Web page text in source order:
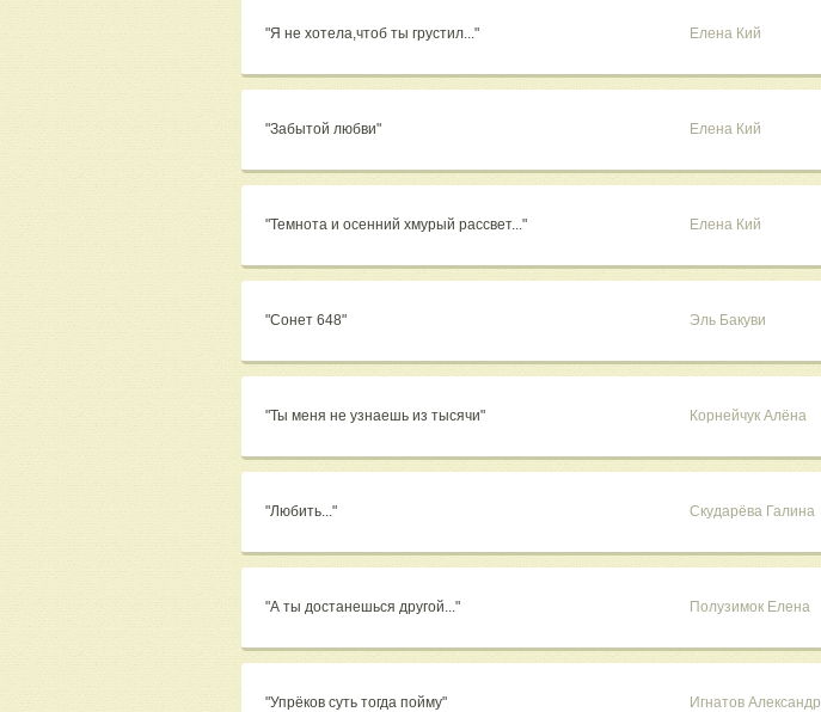
"Я не хотела,чтоб ты грустил..." Елена Кий
"Забытой любви" Елена Кий
"Темнота и осенний хмурый рассвет..." Елена Кий
"Сонет 648" Эль Бакуви
"Ты меня не узнаешь из тысячи" Корнейчук Алёна
"Любить..." Скударёва Галина
"А ты достанешься другой..." Полузимок Елена
"Упрёков суть тогда пойму" Игнатов Александр